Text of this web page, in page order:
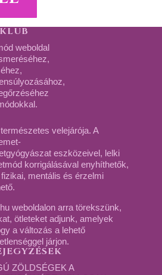
weboldal
velejárója. A
eszközeivel, lelki
korrigálásával enyhíthetők,
mentális és érzelmi
weboldalon arra törekszünk,
ötleteket adjunk, amelyek
a változás a lehető
járjon.
ZÖLDSÉGEK A